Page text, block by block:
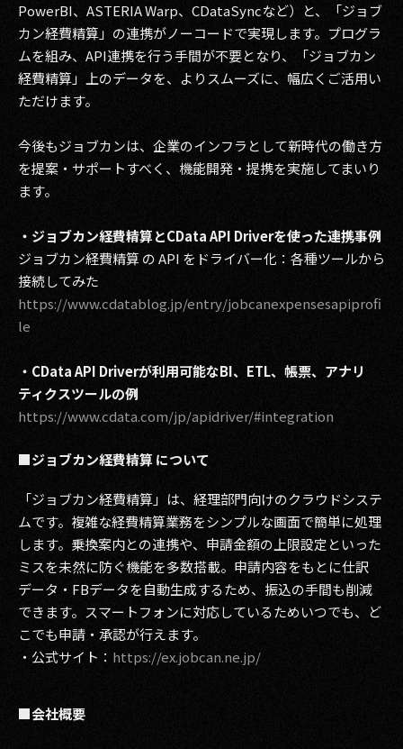
2016
2015
2013
2012
2010
2009
PowerBI、ASTERIA Warp、CDataSyncなど）と、「ジョブ
カン経費精算」の連携がノーコードで実現します。プログラ
ムを組み、API連携を行う手間が不要となり、「ジョブカン
経費精算」上のデータを、よりスムーズに、幅広くご活用い
ただけます。
今後もジョブカンは、企業のインフラとして新時代の働き方
を提案・サポートすべく、機能開発・提携を実施してまいり
ます。
・ジョブカン経費精算とCData API Driverを使った連携事例
ジョブカン経費精算 の API をドライバー化：各種ツールから
接続してみた
https://www.cdatablog.jp/entry/jobcanexpensesapiprofi
le
・CData API Driverが利用可能なBI、ETL、帳票、アナリ
ティクスツールの例
https://www.cdata.com/jp/apidriver/#integration
■ジョブカン経費精算 について
「ジョブカン経費精算」は、経理部門向けのクラウドシステ
ムです。複雑な経費精算業務をシンプルな画面で簡単に処理
します。乗換案内との連携や、申請金額の上限設定といった
ミスを未然に防ぐ機能を多数搭載。申請内容をもとに仕訳
データ・FBデータを自動生成するため、振込の手間も削減
できます。スマートフォンに対応しているためいつでも、ど
こでも申請・承認が行えます。
・公式サイト： https://ex.jobcan.ne.jp/
■会社概要